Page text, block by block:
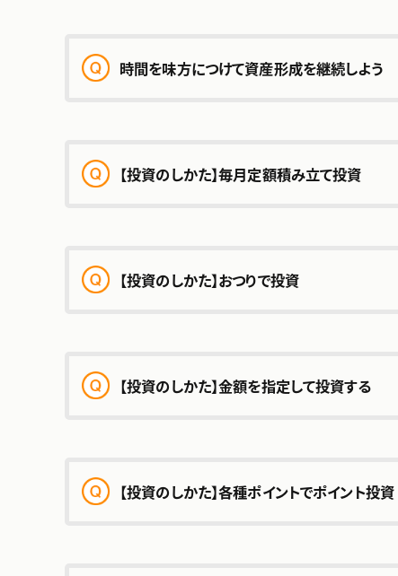
時間を味方につけて資産形成を継続しよう
【投資のしかた】毎月定額積み立て投資
【投資のしかた】おつりで投資
【投資のしかた】金額を指定して投資する
【投資のしかた】各種ポイントでポイント投資